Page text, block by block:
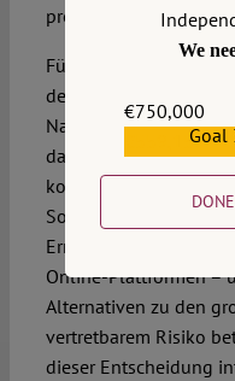
profitieren.
Für die Entwicklung
der vorliegende Fall
Navigationsanbieter
darauf ausgerichtet,
So wird ein
Ernstfall für den
Online-Plattformen –
Alternativen zu den
vertretbarem Risiko
dieser Entscheidung
We
€750,000
€559,159Goal
DONE